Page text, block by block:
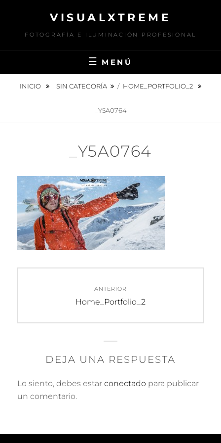
contenido
VISUALXTREME
FOTOGRAFÍA E ILUMINACIÓN PROFESIONAL
MENÚ
INICIO SIN CATEGORÍA / HOME_PORTFOLIO_2
_Y5A0764
_Y5A0764
entradas
ANTERIOR
Entrada
Home_Portfolio_2
DEJA UNA RESPUESTA
Lo siento, debes estar conectado para publicar
un comentario.